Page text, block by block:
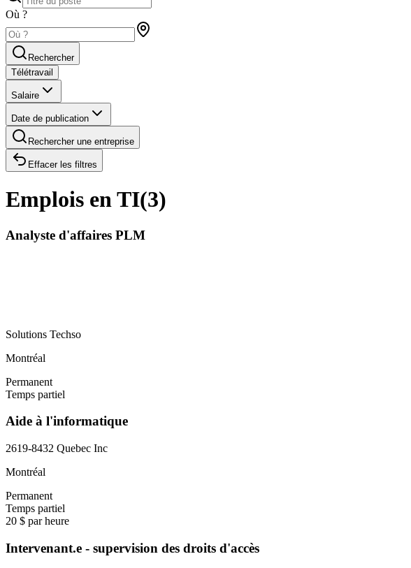
Où ?
Rechercher
Télétravail
Salaire
Date de publication
Rechercher une entreprise
Effacer les filtres
Emplois en TI(3)
Analyste d'affaires PLM
Solutions Techso
Montréal
Permanent
Temps partiel
Aide à l'informatique
2619-8432 Quebec Inc
Montréal
Permanent
Temps partiel
20 $ par heure
Intervenant.e - supervision des droits d'accès